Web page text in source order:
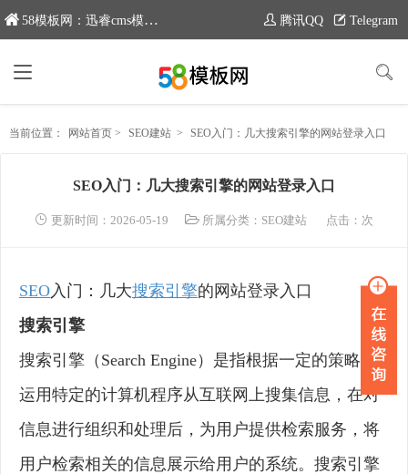
58模板网：迅睿cms模板专业分享平台，新域名：www.moban58.com 腾讯QQ Telegram
当前位置： 网站首页 > SEO建站 > SEO入门：几大搜索引擎的网站登录入口
SEO入门：几大搜索引擎的网站登录入口
更新时间：2026-05-19 所属分类： SEO建站 点击： 次
SEO入门：几大搜索引擎的网站登录入口
搜索引擎
搜索引擎（Search Engine）是指根据一定的策略、
运用特定的计算机程序从互联网上搜集信息，在对
信息进行组织和处理后，为用户提供检索服务，将
用户检索相关的信息展示给用户的系统。搜索引擎